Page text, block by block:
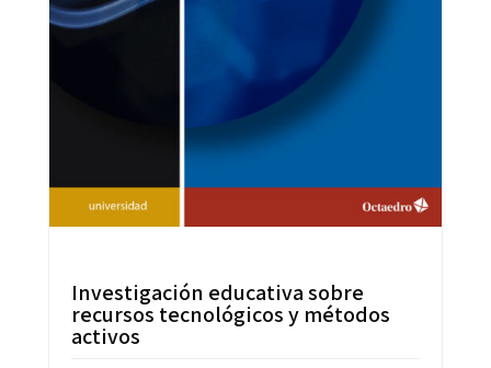
Investigación educativa sobre
recursos tecnológicos y métodos
activos